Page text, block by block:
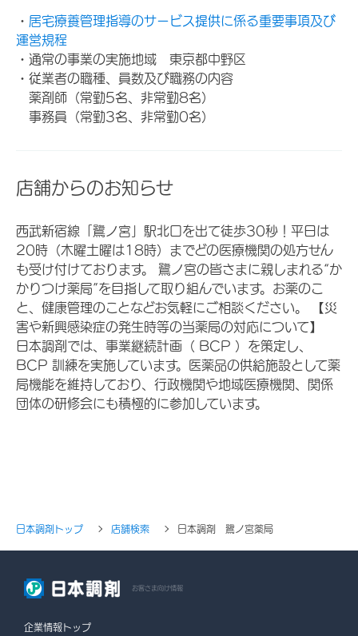
・ 居宅療養管理指導のサービス提供に係る重要事項及び
運営規程
・通常の事業の実施地域 東京都中野区
・従業者の職種、員数及び職務の内容
薬剤師（常勤5名、非常勤8名）
事務員（常勤3名、非常勤0名）
店舗からのお知らせ
西武新宿線「鷺ノ宮」駅北口を出て徒歩30秒！平日は
20時（木曜土曜は18時）までどの医療機関の処方せん
も受け付けております。 鷺ノ宮の皆さまに親しまれる“か
かりつけ薬局”を目指して取り組んでいます。お薬のこ
と、健康管理のことなどお気軽にご相談ください。 【災
害や新興感染症の発生時等の当薬局の対応について】
日本調剤では、事業継続計画（ BCP ）を策定し、
BCP 訓練を実施しています。医薬品の供給施設として薬
局機能を維持しており、行政機関や地域医療機関、関係
団体の研修会にも積極的に参加しています。
日本調剤トップ 店舗検索 日本調剤 鷺ノ宮薬局
お客さま向け情報
企業情報トップ